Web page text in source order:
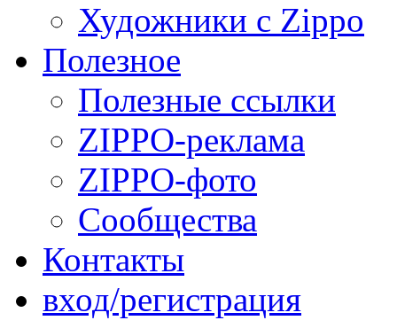
Художники с Zippo
Полезное
Полезные ссылки
ZIPPO-реклама
ZIPPO-фото
Сообщества
Контакты
вход/регистрация